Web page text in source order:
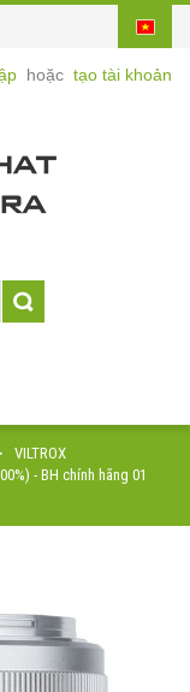
hoặc tạo tài khoản
VILTROX
- BH chính hãng 01